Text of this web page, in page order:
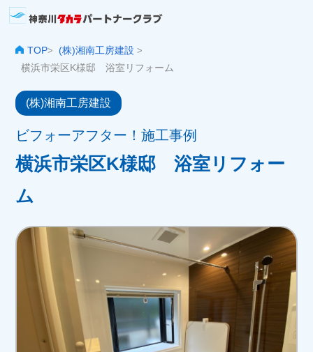
TOP> (株)湘南工房建設>
横浜市栄区K様邸 浴室リフォーム
(株)湘南工房建設
ビフォーアフター！施工事例
横浜市栄区K様邸 浴室リフォー
ム